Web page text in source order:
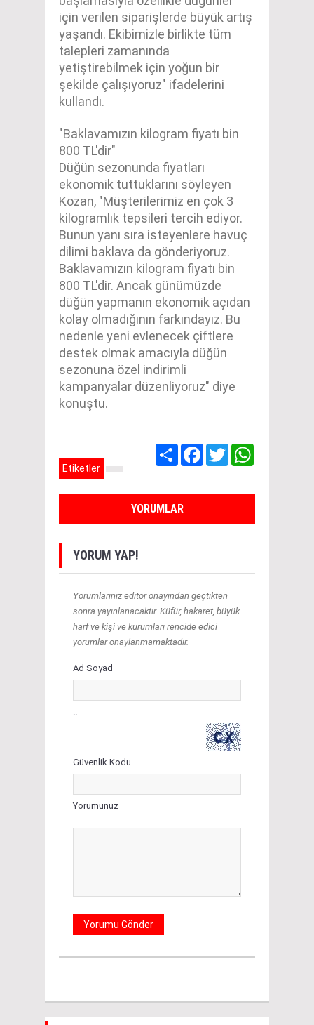
için verilen siparişlerde büyük artış
yaşandı. Ekibimizle birlikte tüm
talepleri zamanında
yetiştirebilmek için yoğun bir
şekilde çalışıyoruz" ifadelerini
kullandı.
"Baklavamızın kilogram fiyatı bin
800 TL'dir"
Düğün sezonunda fiyatları
ekonomik tuttuklarını söyleyen
Kozan, "Müşterilerimiz en çok 3
kilogramlık tepsileri tercih ediyor.
Bunun yanı sıra isteyenlere havuç
dilimi baklava da gönderiyoruz.
Baklavamızın kilogram fiyatı bin
800 TL'dir. Ancak günümüzde
düğün yapmanın ekonomik açıdan
kolay olmadığının farkındayız. Bu
nedenle yeni evlenecek çiftlere
destek olmak amacıyla düğün
sezonuna özel indirimli
kampanyalar düzenliyoruz" diye
konuştu.
Share Facebook
Twitter
Etiketler
YORUMLAR
YORUM YAP!
Yorumlarınız editör onayından geçtikten
sonra yayınlanacaktır. Küfür, hakaret, büyük
harf ve kişi ve kurumları rencide edici
yorumlar onaylanmamaktadır.
Ad Soyad
Güvenlik Kodu
Yorumunuz